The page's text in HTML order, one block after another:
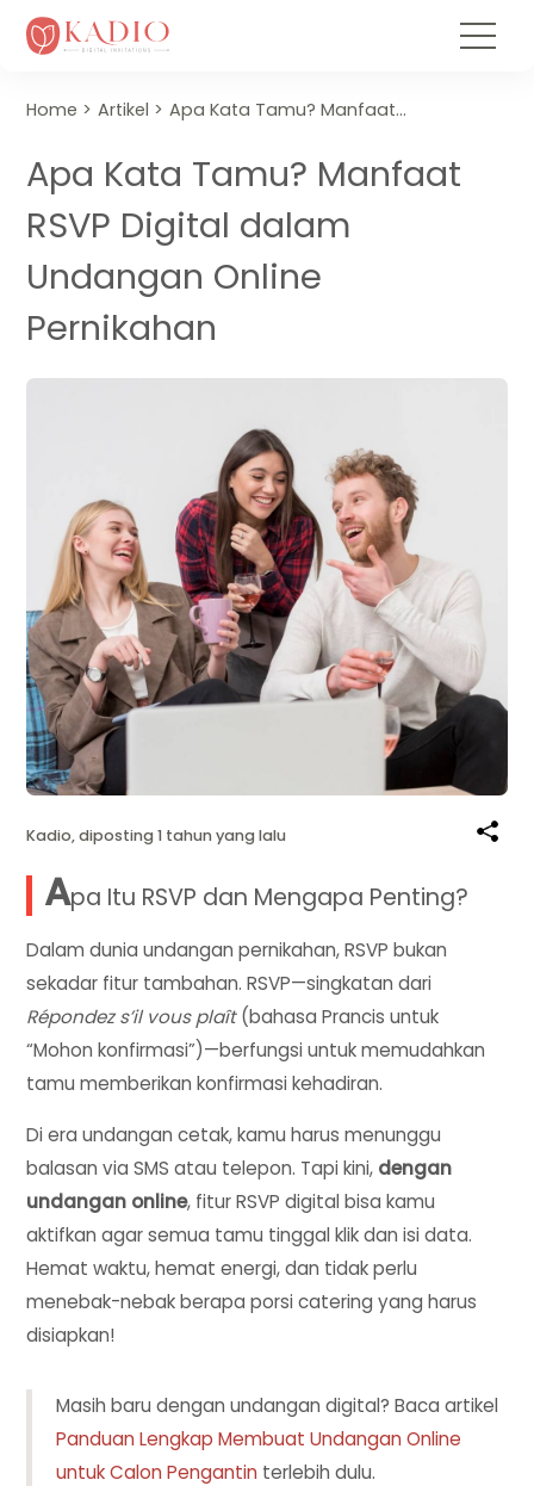
Home Artikel Apa Kata Tamu? Manfaat RSVP Digital dalam Undangan Online Pernikahan
Apa Kata Tamu? Manfaat
RSVP Digital dalam
Undangan Online
Pernikahan
Kadio, diposting 1 tahun yang lalu
Apa Itu RSVP dan Mengapa Penting?
Dalam dunia undangan pernikahan, RSVP bukan
sekadar fitur tambahan. RSVP—singkatan dari
Répondez s’il vous plaît(bahasa Prancis untuk
“Mohon konfirmasi”)—berfungsi untuk memudahkan
tamu memberikan konfirmasi kehadiran.
Di era undangan cetak, kamu harus menunggu
balasan via SMS atau telepon. Tapi kini, dengan
undangan online, fitur RSVP digital bisa kamu
aktifkan agar semua tamu tinggal klik dan isi data.
Hemat waktu, hemat energi, dan tidak perlu
menebak-nebak berapa porsi catering yang harus
disiapkan!
Masih baru dengan undangan digital? Baca artikel
Panduan Lengkap Membuat Undangan Online
untuk Calon Pengantin terlebih dulu.